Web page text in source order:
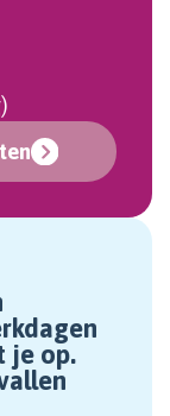
je op.